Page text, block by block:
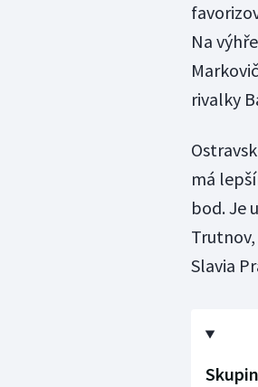
Na
rivalky
má
bod. Je
Slavia